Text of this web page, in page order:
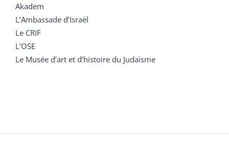
Akadem
L’Ambassade d’Israël
Le CRIF
L’OSE
Le Musée d’art et d’histoire du Judaïsme